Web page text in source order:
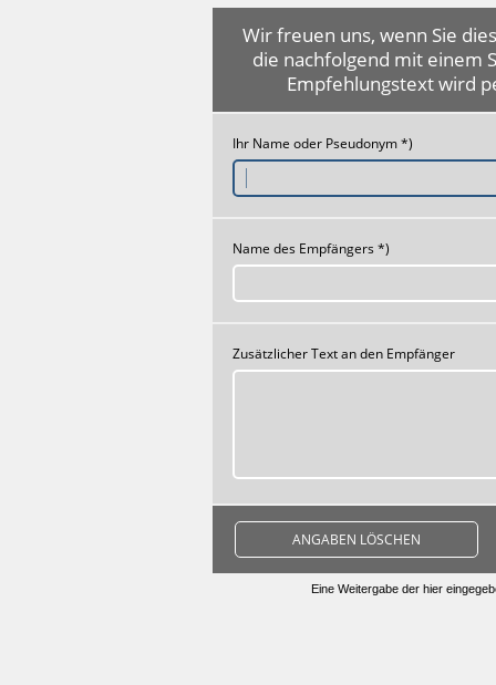
Wir freuen uns, wenn Sie
die nachfolgend mit einem
Empfehlungstext wird
Ihr Name oder Pseudonym *)
Name des Empfängers *)
Zusätzlicher Text an den Empfänger
ANGABEN LÖSCHEN
Eine Weitergabe der hier